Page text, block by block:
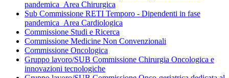
pandemica_Area Chirurgica
Sub Commissione RETI Temporo - Dipendenti in fase
pandemica_Area Cardiologica
Commissione Studi e Ricerca
Commissione Medicine Non Convenzionali
Commissione Oncologica
Gruppo lavoro/SUB Commissione Chirurgia Oncologica e
innovazioni tecnologiche